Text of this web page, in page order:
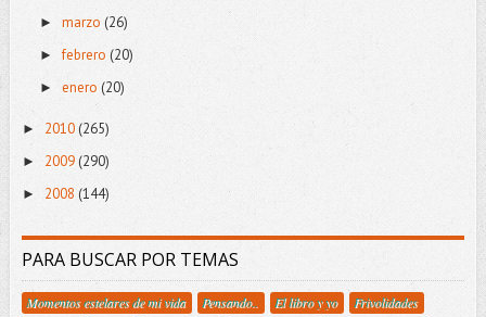
► marzo (26)
►febrero (20)
► enero (20)
► 2010 (265)
► 2009 (290)
► 2008 (144)
PARA BUSCAR POR TEMAS
Momentos estelares de mi vida Pensando.. El libro y yo
Frivolidades